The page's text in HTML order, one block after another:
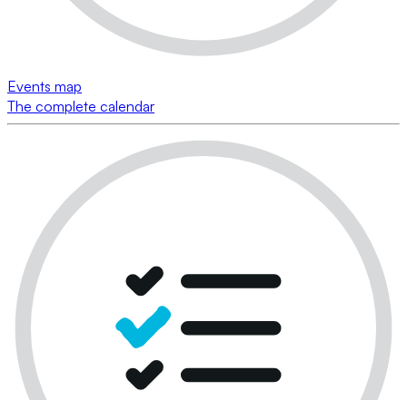
Events map
The complete calendar